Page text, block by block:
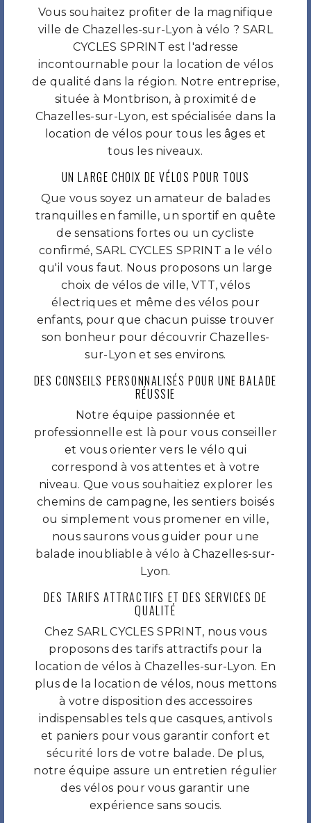
Vous souhaitez profiter de la magnifique
ville de Chazelles-sur-Lyon à vélo ? SARL
CYCLES SPRINT est l'adresse
incontournable pour la location de vélos
de qualité dans la région. Notre entreprise,
située à Montbrison, à proximité de
Chazelles-sur-Lyon, est spécialisée dans la
location de vélos pour tous les âges et
tous les niveaux.
UN LARGE CHOIX DE VÉLOS POUR TOUS
Que vous soyez un amateur de balades
tranquilles en famille, un sportif en quête
de sensations fortes ou un cycliste
confirmé, SARL CYCLES SPRINT a le vélo
qu'il vous faut. Nous proposons un large
choix de vélos de ville, VTT, vélos
électriques et même des vélos pour
enfants, pour que chacun puisse trouver
son bonheur pour découvrir Chazelles-
sur-Lyon et ses environs.
DES CONSEILS PERSONNALISÉS POUR UNE BALADE
RÉUSSIE
Notre équipe passionnée et
professionnelle est là pour vous conseiller
et vous orienter vers le vélo qui
correspond à vos attentes et à votre
niveau. Que vous souhaitiez explorer les
chemins de campagne, les sentiers boisés
ou simplement vous promener en ville,
nous saurons vous guider pour une
balade inoubliable à vélo à Chazelles-sur-
Lyon.
DES TARIFS ATTRACTIFS ET DES SERVICES DE
QUALITÉ
Chez SARL CYCLES SPRINT, nous vous
proposons des tarifs attractifs pour la
location de vélos à Chazelles-sur-Lyon. En
plus de la location de vélos, nous mettons
à votre disposition des accessoires
indispensables tels que casques, antivols
et paniers pour vous garantir confort et
sécurité lors de votre balade. De plus,
notre équipe assure un entretien régulier
des vélos pour vous garantir une
expérience sans soucis.